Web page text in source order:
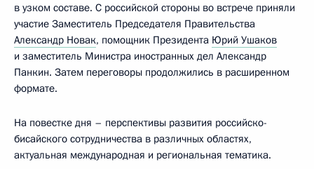
в узком составе. С российской стороны во встрече приняли
участие Заместитель Председателя Правительства
Александр Новак, помощник Президента Юрий Ушаков
и заместитель Министра иностранных дел Александр
Панкин. Затем переговоры продолжились в расширенном
формате.
На повестке дня – перспективы развития российско-
бисайского сотрудничества в различных областях,
актуальная международная и региональная тематика.